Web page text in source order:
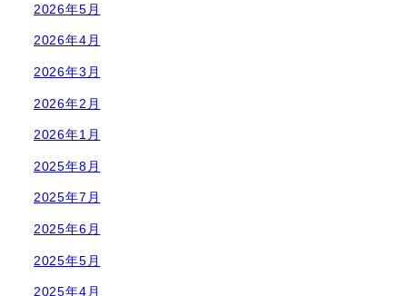
2026年5月
2026年4月
2026年3月
2026年2月
2026年1月
2025年8月
2025年7月
2025年6月
2025年5月
2025年4月